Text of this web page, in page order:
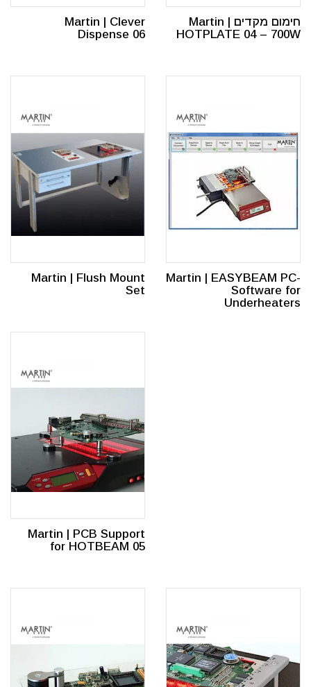
חימום מקדים Martin |
HOTPLATE 04 – 700W
Martin | Clever
Dispense 06
Martin | EASYBEAM PC-
Software for
Underheaters
Martin | Flush Mount
Set
Martin | PCB Support
for HOTBEAM 05